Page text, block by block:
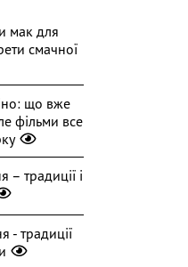
мак для
смачної
що вже
фільми все
традиції і
- традиції